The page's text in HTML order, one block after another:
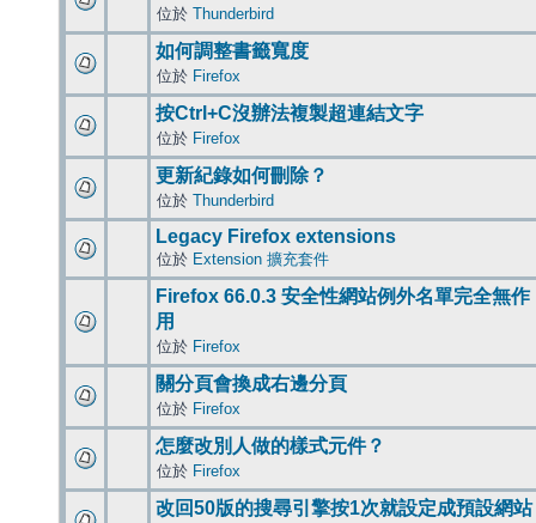
位於 Thunderbird
如何調整書籤寬度
位於 Firefox
按Ctrl+C沒辦法複製超連結文字
位於 Firefox
更新紀錄如何刪除？
位於 Thunderbird
Legacy Firefox extensions
位於 Extension 擴充套件
Firefox 66.0.3 安全性網站例外名單完全無作
用
位於 Firefox
關分頁會換成右邊分頁
位於 Firefox
怎麼改別人做的樣式元件？
位於 Firefox
改回50版的搜尋引擎按1次就設定成預設網站